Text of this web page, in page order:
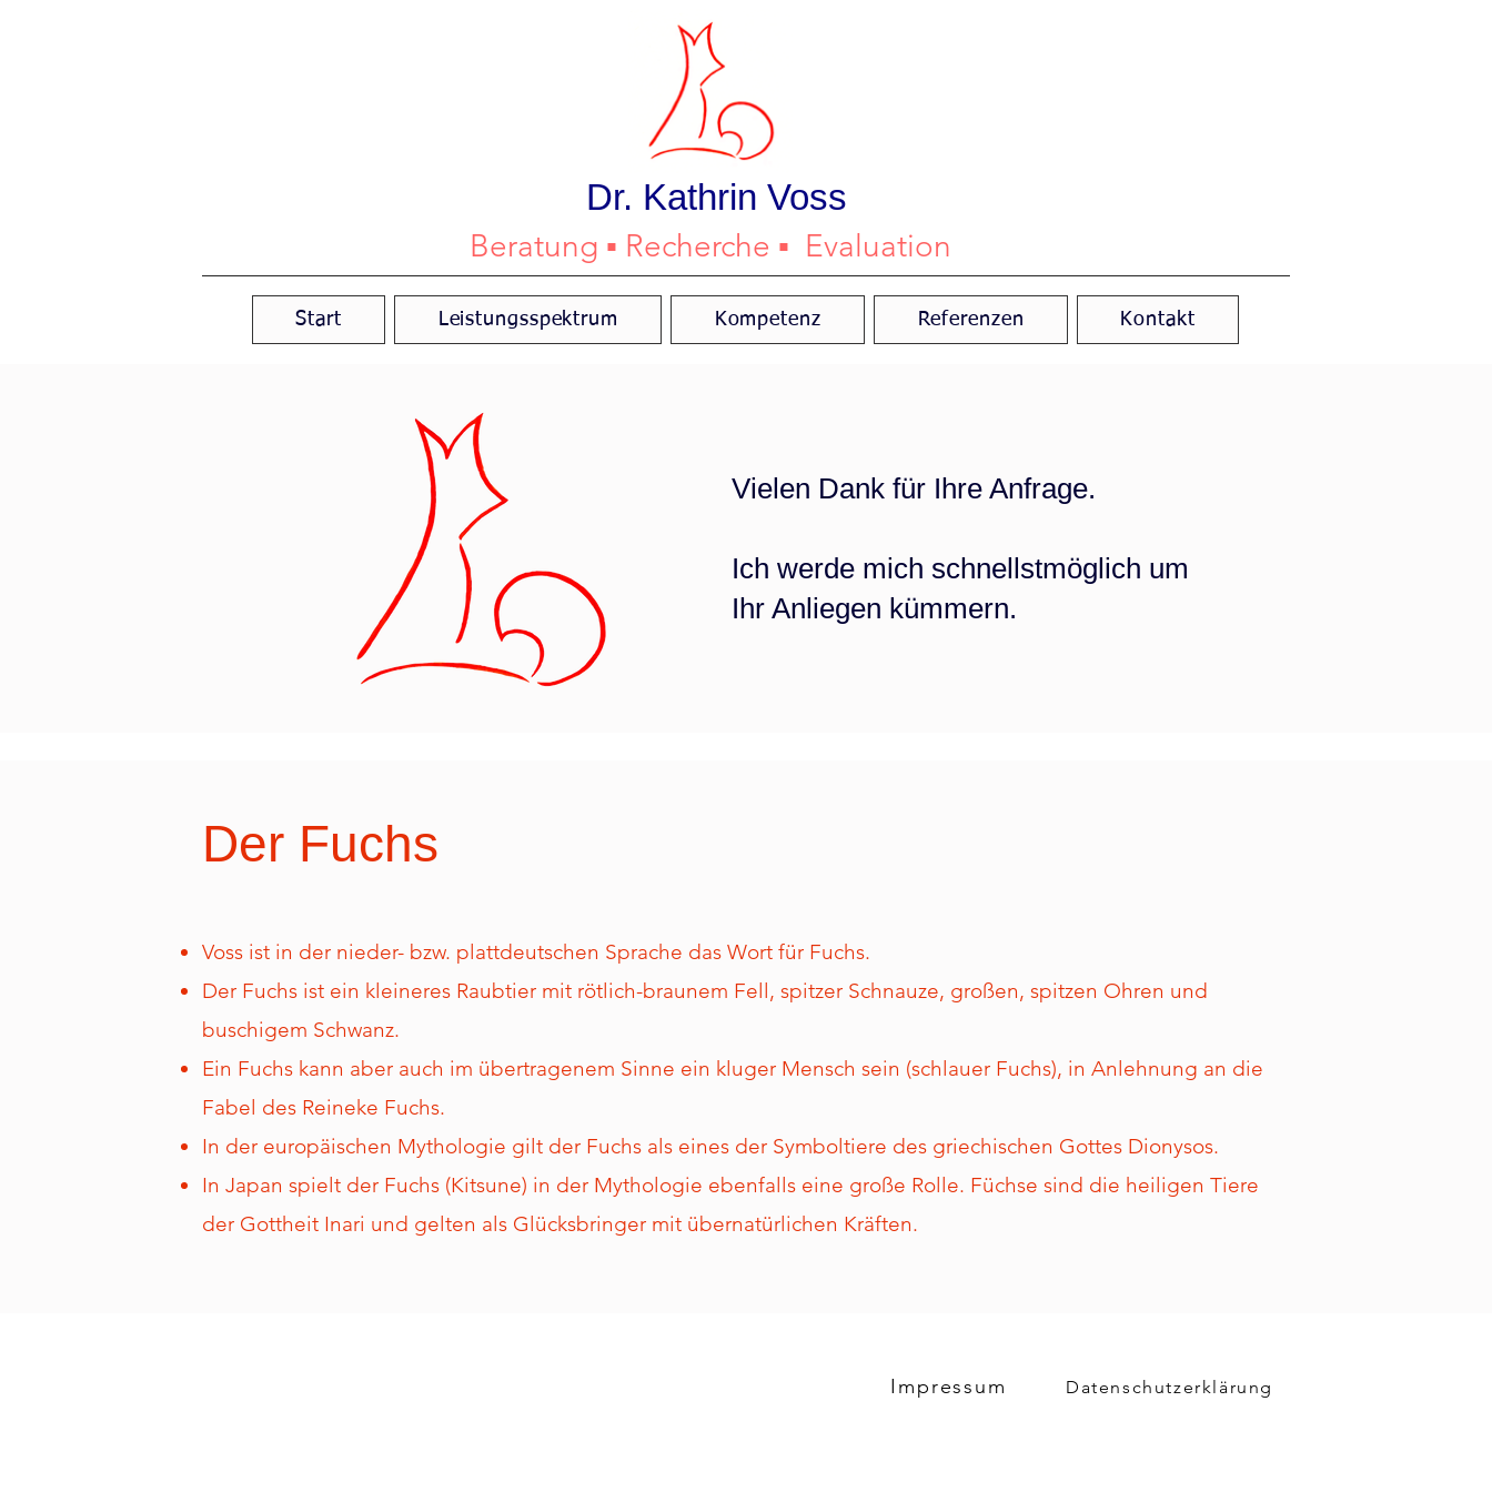
Dr. Kathrin Voss
Beratung ▪ Recherche ▪ Evaluation
Start Leistungsspektrum Kompetenz Referenzen Kontakt
Vielen Dank für Ihre Anfrage.
Ich werde mich schnellstmöglich um
Ihr Anliegen kümmern.
Der Fuchs
Voss ist in der nieder- bzw. plattdeutschen Sprache das Wort für Fuchs.
Der Fuchs ist ein kleineres Raubtier mit rötlich-braunem Fell, spitzer Schnauze, großen, spitzen Ohren und
buschigem Schwanz.
Ein Fuchs kann aber auch im übertragenem Sinne ein kluger Mensch sein (schlauer Fuchs), in Anlehnung an die
Fabel des Reineke Fuchs.
In der europäischen Mythologie gilt der Fuchs als eines der Symboltiere des griechischen Gottes Dionysos.
In Japan spielt der Fuchs (Kitsune) in der Mythologie ebenfalls eine große Rolle. Füchse sind die heiligen Tiere
der Gottheit Inari und gelten als Glücksbringer mit übernatürlichen Kräften.
Impressum Datenschutzerklärung